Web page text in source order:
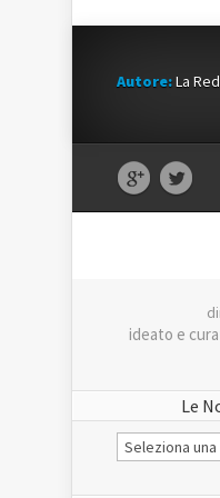
Autore:La
ideato e
Le
Le
Notizie